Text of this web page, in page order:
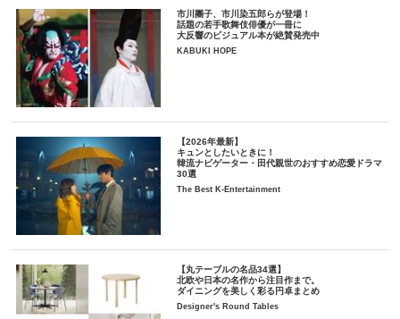
市川團子、市川染五郎らが登場！
話題の若手歌舞伎俳優が一冊に
大反響のビジュアル本が絶賛発売中
KABUKI HOPE
【2026年最新】
キュンとしたいときに！
韓流ナビゲーター・田代親世のおすすめ恋愛ドラマ
30選
The Best K-Entertainment
【丸テーブルの名品34選】
北欧や日本の名作から注目作まで。
ダイニングを美しく彩る円卓まとめ
Designer's Round Tables